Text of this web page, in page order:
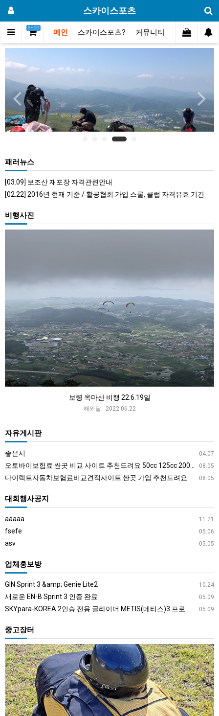
스카이스포츠
SHOP
메인 스카이스포츠? 커뮤니티 포토스토리
이
법
#04
패러뉴스
[03.09] 보조산 재포장 자격관련안내
[02.22] 2016년 현재 기준 / 활공협회 가입 스쿨, 클럽 자격유효 기간
비행사진
보령 옥마산 비행 22.6.19일
해와달 2022.06.22
자유게시판
04.07
좋은시
08.05
오토바이보험료 싼곳 비교 사이트 추천드려요 50cc 125cc 200cc 300cc 500cc
08.05
다이렉트자동차보험료비교견적사이트 싼곳 가입 추천드려요
대회행사공지
11.21
aaaaa
05.06
fsefe
05.05
asv
업체홍보방
10.24
GIN Sprint 3 &amp; Genie Lite2
05.09
새로운 EN-B Sprint 3 인증 완료
05.09
SKYpara-KOREA 2인승 전용 글라이더 METIS(메티스)3 프로모션 이벤트
중고장터